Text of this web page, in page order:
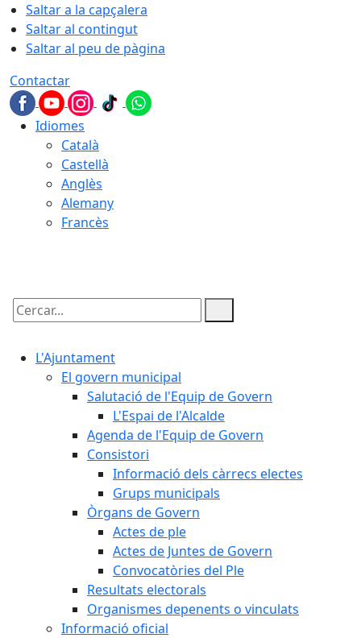
Saltar a la capçalera
Saltar al contingut
Saltar al peu de pàgina
Contactar
Idiomes
Català
Castellà
Anglès
Alemany
Francès
Cercar:
L'Ajuntament
El govern municipal
Salutació de l'Equip de Govern
L'Espai de l'Alcalde
Agenda de l'Equip de Govern
Consistori
Informació dels càrrecs electes
Grups municipals
Òrgans de Govern
Actes de ple
Actes de Juntes de Govern
Convocatòries del Ple
Resultats electorals
Organismes depenents o vinculats
Informació oficial